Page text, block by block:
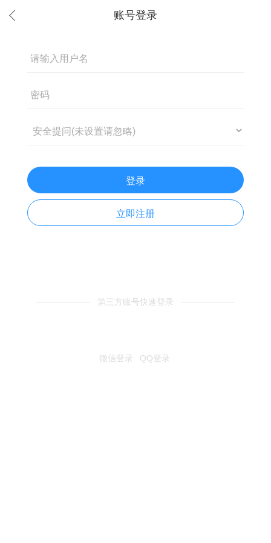
登录
立即注册
第三方账号快速登录
微信登录 QQ登录